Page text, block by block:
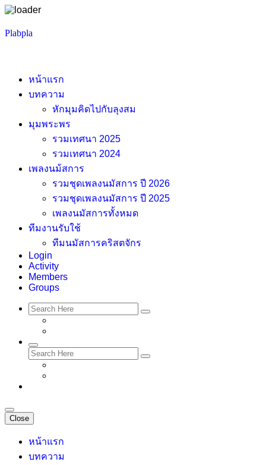
Skip
Plabpla
หน้าแรก
บทความ
หักมุมคิดไปกับลุงสม
มุมพระพร
รวมเทศนา 2025
รวมเทศนา 2024
เพลงนม้สการ
รวมชุดเพลงนมัสการ ปี 2026
รวมชุดเพลงนมัสการ ปี 2025
เพลงนมัสการทั้งหมด
ทีมงานรับใช้
ทีมนมัสการคริสตจักร
Login
Activity
Members
Groups
Close
หน้าแรก
บทความ